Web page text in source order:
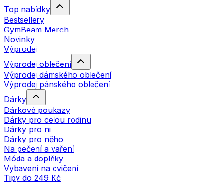
Top nabídky
Bestsellery
GymBeam Merch
Novinky
Výprodej
Výprodej oblečení
Výprodej dámského oblečení
Výprodej pánského oblečení
Dárky
Dárkové poukazy
Dárky pro celou rodinu
Dárky pro ni
Dárky pro něho
Na pečení a vaření
Móda a doplňky
Vybavení na cvičení
Tipy do 249 Kč